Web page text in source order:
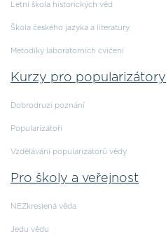
Letní škola historických věd
Škola českého jazyka a literatury
Metodiky laboratorních cvičení
Kurzy pro popularizátory
Dobrodruzi poznání
Popularizátoři
Vzdělávání popularizátorů vědy
Pro školy a veřejnost
NEZkreslená věda
Jedu vědu